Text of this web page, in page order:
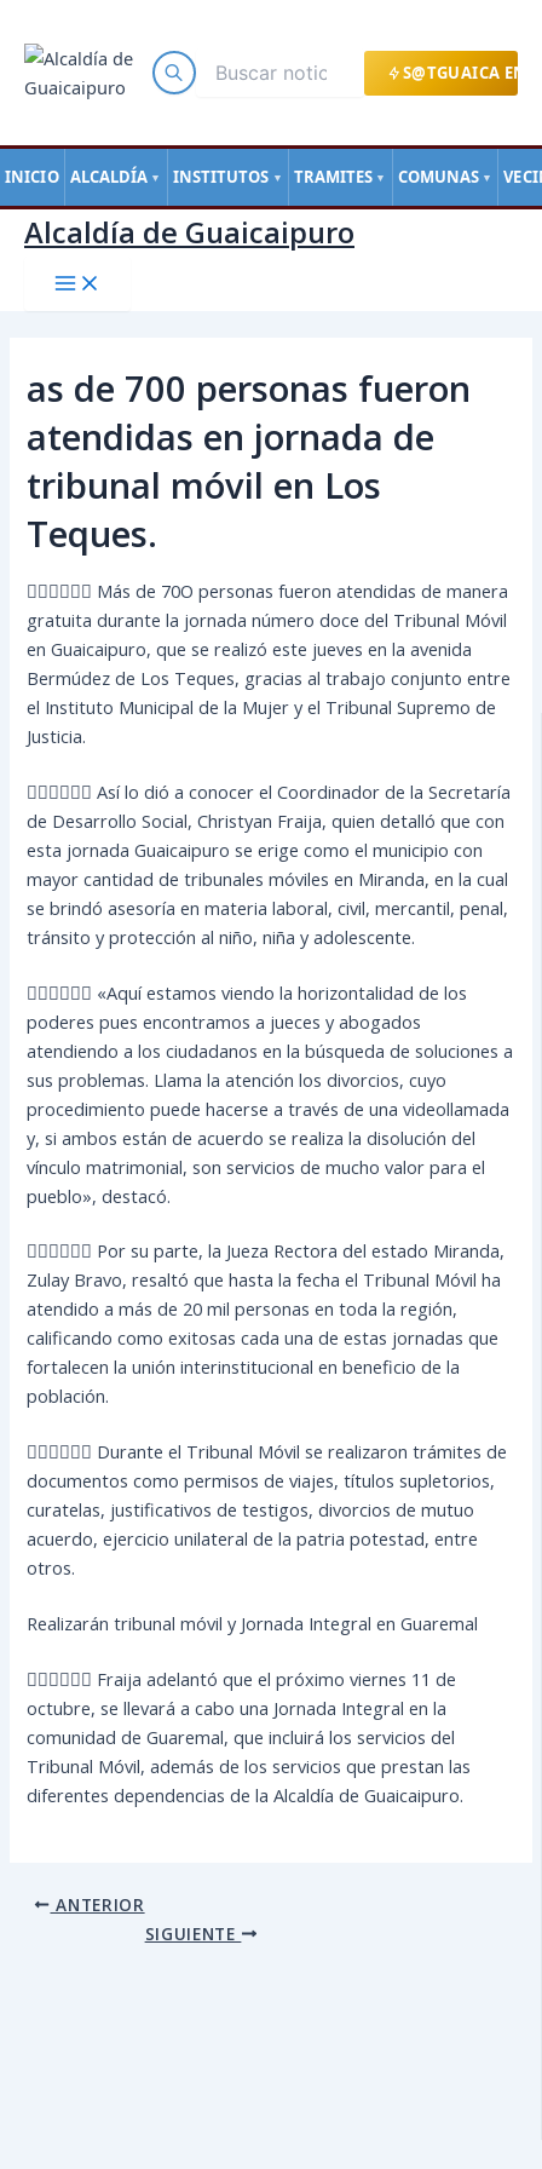
S@TGUAICA EN
INICIO ALCALDÍA ▼ INSTITUTOS ▼ TRAMITES ▼ COMUNAS ▼
contenido
Alcaldía de Guaicaipuro
as de 700 personas fueron
atendidas en jornada de
tribunal móvil en Los
Teques.
👩🏻‍⚖🧑🏻‍⚖ Más de 70O personas fueron atendidas de manera
gratuita durante la jornada número doce del Tribunal Móvil
en Guaicaipuro, que se realizó este jueves en la avenida
Bermúdez de Los Teques, gracias al trabajo conjunto entre
el Instituto Municipal de la Mujer y el Tribunal Supremo de
Justicia.
👩🏻‍⚖🧑🏻‍⚖ Así lo dió a conocer el Coordinador de la Secretaría
de Desarrollo Social, Christyan Fraija, quien detalló que con
esta jornada Guaicaipuro se erige como el municipio con
mayor cantidad de tribunales móviles en Miranda, en la cual
se brindó asesoría en materia laboral, civil, mercantil, penal,
tránsito y protección al niño, niña y adolescente.
👩🏻‍⚖🧑🏻‍⚖ «Aquí estamos viendo la horizontalidad de los
poderes pues encontramos a jueces y abogados
atendiendo a los ciudadanos en la búsqueda de soluciones a
sus problemas. Llama la atención los divorcios, cuyo
procedimiento puede hacerse a través de una videollamada
y, si ambos están de acuerdo se realiza la disolución del
vínculo matrimonial, son servicios de mucho valor para el
pueblo», destacó.
👩🏻‍⚖🧑🏻‍⚖ Por su parte, la Jueza Rectora del estado Miranda,
Zulay Bravo, resaltó que hasta la fecha el Tribunal Móvil ha
atendido a más de 20 mil personas en toda la región,
calificando como exitosas cada una de estas jornadas que
fortalecen la unión interinstitucional en beneficio de la
población.
👩🏻‍⚖🧑🏻‍⚖ Durante el Tribunal Móvil se realizaron trámites de
documentos como permisos de viajes, títulos supletorios,
curatelas, justificativos de testigos, divorcios de mutuo
acuerdo, ejercicio unilateral de la patria potestad, entre
otros.
Realizarán tribunal móvil y Jornada Integral en Guaremal
👩🏻‍⚖🧑🏻‍⚖ Fraija adelantó que el próximo viernes 11 de
octubre, se llevará a cabo una Jornada Integral en la
comunidad de Guaremal, que incluirá los servicios del
Tribunal Móvil, además de los servicios que prestan las
diferentes dependencias de la Alcaldía de Guaicaipuro.
de
entradas
ANTERIOR
SIGUIENTE